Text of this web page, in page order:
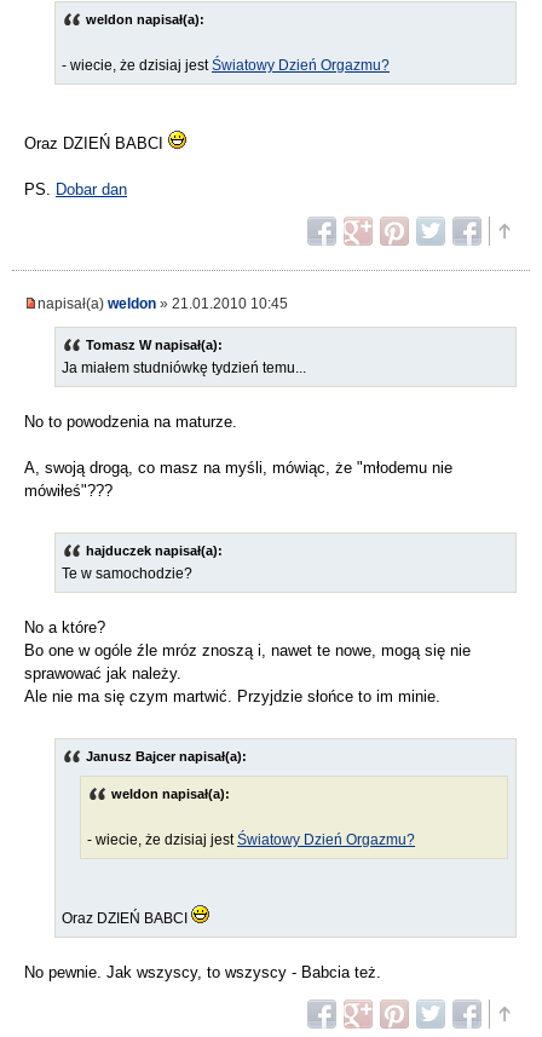
weldon napisał(a):
- wiecie, że dzisiaj jestŚwiatowy Dzień Orgazmu?
Oraz DZIEŃ BABCI
PS. Dobar dan
napisał(a) weldon » 21.01.2010 10:45
Tomasz W napisał(a):
Ja miałem studniówkę tydzień temu...
No to powodzenia na maturze.
A, swoją drogą, co masz na myśli, mówiąc, że "młodemu nie
mówiłeś"???
hajduczek napisał(a):
Te w samochodzie?
No a które?
Bo one w ogóle źle mróz znoszą i, nawet te nowe, mogą się nie
sprawować jak należy.
Ale nie ma się czym martwić. Przyjdzie słońce to im minie.
Janusz Bajcer napisał(a):
weldon napisał(a):
- wiecie, że dzisiaj jestŚwiatowy Dzień Orgazmu?
Oraz DZIEŃ BABCI
No pewnie. Jak wszyscy, to wszyscy - Babcia też.